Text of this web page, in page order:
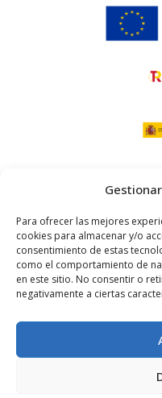
Para ofrecer las mejores
cookies para almacenar y/o
consentimiento de estas
como el comportamiento de
en este sitio. No consentir o
negativamente a ciertas